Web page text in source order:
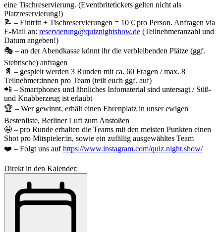
eine Tischreservierung. (Eventbritetickets gelten nicht als
Platzreservierung!)
📝 – Eintritt + Tischreservierungen = 10 € pro Person. Anfragen via
E-Mail an: reservierung@quiznightshow.de (Teilnehmeranzahl und
Datum angeben!)
🎭 – an der Abendkasse könnt ihr die verbleibenden Plätze (ggf.
Stehtische) anfragen
📄 – gespielt werden 3 Runden mit ca. 60 Fragen / max. 8
Teilnehmer:innen pro Team (teilt euch ggf. auf)
📲 – Smartphones und ähnliches Infomaterial sind untersagt / Süß-
und Knabberzeug ist erlaubt
🏆 – Wer gewinnt, erhält einen Ehrenplatz in unser ewigen
Bestenliste, Berliner Luft zum Anstoßen
🤩 – pro Runde erhalten die Teams mit den meisten Punkten einen
Shot pro Mitspieler:in, sowie ein zufällig ausgewähltes Team
❤️ – Folgt uns aufhttps://www.instagram.com/quiz.night.show/
Direkt in den Kalender: